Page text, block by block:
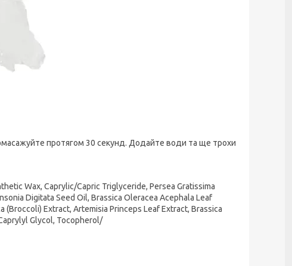
протягом 30 секунд. Додайте води та ще трохи
Wax, Caprylic/Capric Triglyceride, Persea Gratissima
Digitata Seed Oil, Brassica Oleracea Acephala Leaf
(Broccoli) Extract, Artemisia Princeps Leaf Extract, Brassica
Glycol, Tocopherol/